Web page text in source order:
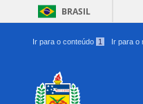
BRASIL
Ir para o conteúdo 1 Ir para o